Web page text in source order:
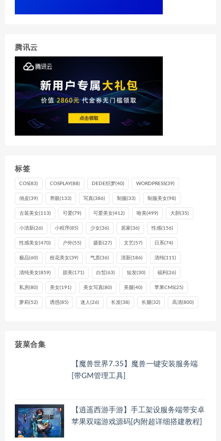
腾讯云
标签
COS(83) COSPLAY(88) DEDE织梦(40) WORDPRESS(39)
俏皮(39) 养眼(133) 写真(386) 制服(33) 制服美女(98)
古装美女(113) 可爱(79) 可爱美女(412) 唯美(499) 大胆(35)
小清新(26) 小程序(85) 少女(36) 居家(36) 性感(156)
性感美女(470) 户外(55) 摄影(27) 文艺(57) 日系(74)
极品(60) 校花美女(39) 气质(36) 清新(186) 清纯(111)
清纯美女(859) 甜美(171) 白皙(63) 短发(30) 福利 (26)
私房(80) 美女(191) 美女写真(80) 美腿(40) 苹果CMS(25)
萝莉(52) 诱惑(85) 迷人 (26) 长发(38) 长腿(32) 高清(800)
菠菜合集
【魔兽世界7.35】魔兽一键安装服务端
[带GM管理工具]
【逍遥西游手游】手工架设服务端带安卓
苹果双端游戏源码[内附超详细搭建教程]